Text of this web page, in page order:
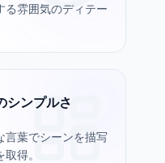
る雰囲気のディテー
シンプルさ
言葉でシーンを描写
得。